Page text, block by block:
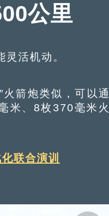
公里
活机动。
箭炮类似，可以通
米、8枚370毫米火
联合演训